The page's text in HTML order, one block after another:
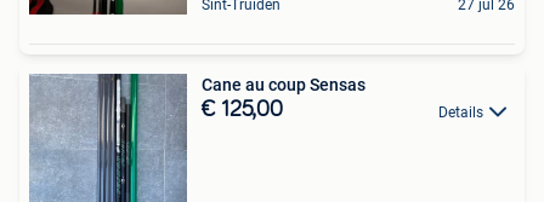
Sint-Truiden 27 jul 26
Cane au coup Sensas
€ 125,00 Details